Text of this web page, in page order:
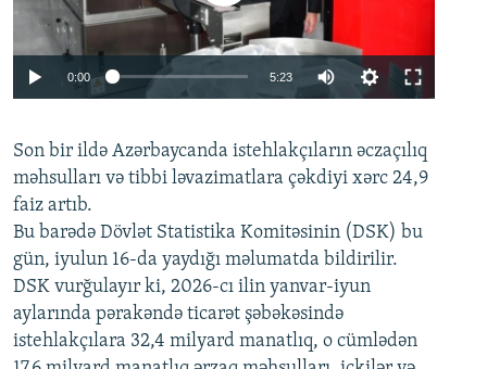
Auto 240p 360p 480p
720p 1080p
0:00 5:23
360p
480p
720p
1080p
Son bir ildə Azərbaycanda istehlakçıların əczaçılıq
məhsulları və tibbi ləvazimatlara çəkdiyi xərc 24,9
faiz artıb.
Bu barədə Dövlət Statistika Komitəsinin (DSK) bu
gün, iyulun 16-da yaydığı məlumatda bildirilir.
DSK vurğulayır ki, 2026-cı ilin yanvar-iyun
aylarında pərakəndə ticarət şəbəkəsində
istehlakçılara 32,4 milyard manatlıq, o cümlədən